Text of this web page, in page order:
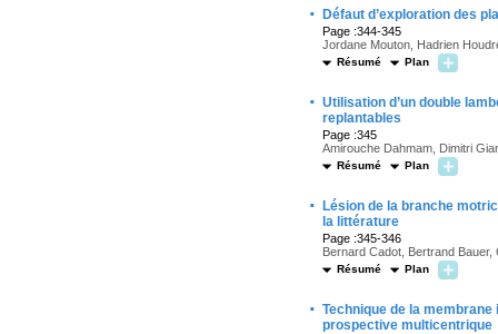
· Défaut d’exploration des
Page :344-345
Jordane Mouton, Hadrien
Résumé Plan
· Utilisation d’un double
replantables
Page :345
Amirouche Dahmam, Dimitri
Résumé Plan
·
Lésion de la branche
la littérature
Page :345-346
Bernard Cadot, Bertrand Bauer,
Résumé Plan
· Technique de la
prospective multicentrique